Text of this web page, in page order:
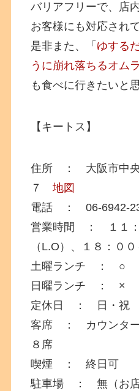
バリアフリーで、店
お客様にも対応され
是非また、「 ゆする
うに崩れ落ちるオム
も食べに行きたいと
【キートス】
住所 ： 大阪市中央
７地図
電話 ： 06-6942-
営業時間 ： １１：
（L.O）、１８：０
土曜ランチ ： ○
日曜ランチ ： ×
定休日 ： 日・祝
客席 ： カウンター
８席
喫煙 ： 終日可
駐車場 ： 無（お店